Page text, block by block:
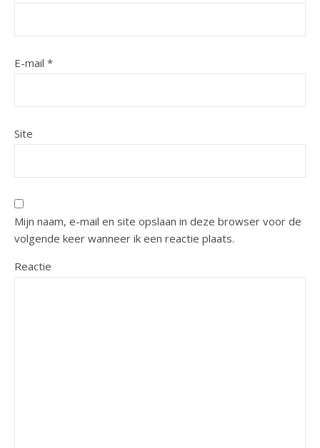
E-mail *
Site
Mijn naam, e-mail en site opslaan in deze browser voor de
volgende keer wanneer ik een reactie plaats.
Reactie